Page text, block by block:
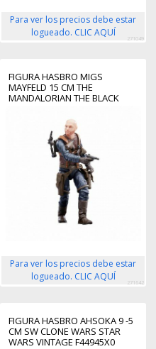
Para ver los precios debe estar
logueado. CLIC AQUÍ
271049
FIGURA HASBRO MIGS
MAYFELD 15 CM THE
MANDALORIAN THE BLACK
Para ver los precios debe estar
logueado. CLIC AQUÍ
271642
FIGURA HASBRO AHSOKA 9 -5
CM SW CLONE WARS STAR
WARS VINTAGE F44945X0